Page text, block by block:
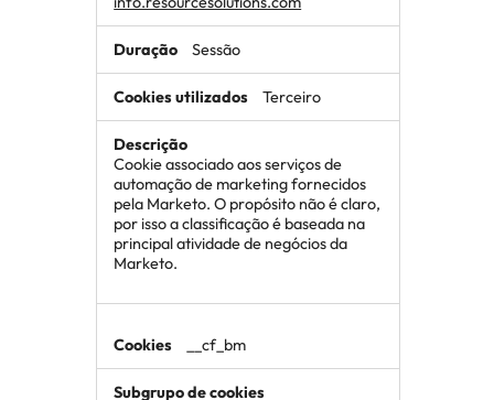
Sessão
Terceiro
Cookie associado aos serviços de
automação de marketing fornecidos
pela Marketo. O propósito não é claro,
por isso a classificação é baseada na
principal atividade de negócios da
Marketo.
__cf_bm